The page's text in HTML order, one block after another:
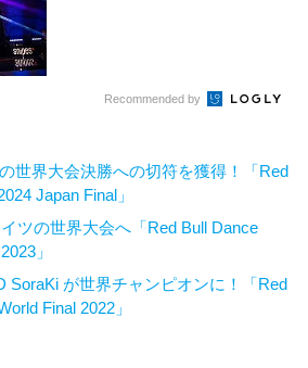
Recommended by
世界大会決勝への切符を獲得！「Red
Japan Final」
ツの世界大会へ「Red Bull Dance
」
SoraKi が世界チャンピオンに！「Red
Final 2022」